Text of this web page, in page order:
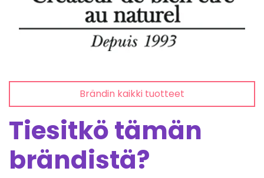
Brändin kaikki tuotteet
Tiesitkö tämän
brändistä?